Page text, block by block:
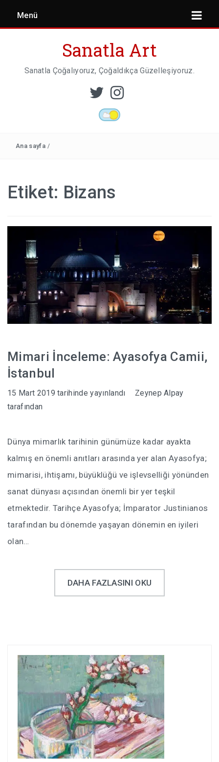
Menü
HABERLER
Sanatla Art
Sanatla Çoğalıyoruz, Çoğaldıkça Güzelleşiyoruz.
Ana sayfa /
Etiket: Bizans
Mimari İnceleme: Ayasofya Camii,
İstanbul
15 Mart 2019 tarihinde yayınlandı
Zeynep Alpay
tarafından
Dünya mimarlık tarihinin günümüze kadar ayakta
kalmış en önemli anıtları arasında yer alan Ayasofya;
mimarisi, ihtişamı, büyüklüğü ve işlevselliği yönünden
sanat dünyası açısından önemli bir yer teşkil
etmektedir. Tarihçe Ayasofya; İmparator Justinianos
tarafından bu dönemde yaşayan dönemin en iyileri
olan…
DAHA FAZLASINI OKU